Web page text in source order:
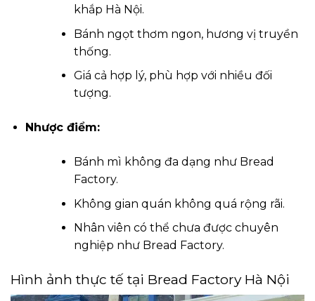
khắp Hà Nội.
Bánh ngọt thơm ngon, hương vị truyền
thống.
Giá cả hợp lý, phù hợp với nhiều đối
tượng.
Nhược điểm:
Bánh mì không đa dạng như Bread
Factory.
Không gian quán không quá rộng rãi.
Nhân viên có thể chưa được chuyên
nghiệp như Bread Factory.
Hình ảnh thực tế tại Bread Factory Hà Nội